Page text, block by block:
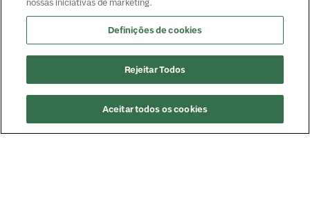
Atendimento:+55 21 2545 4000
+55 4020-0057
Imprensa:
Certificações
Fale Conosco
Agendar consulta
nossas iniciativas de marketing.
Definições de cookies
Rejeitar Todos
Aceitar todos os cookies